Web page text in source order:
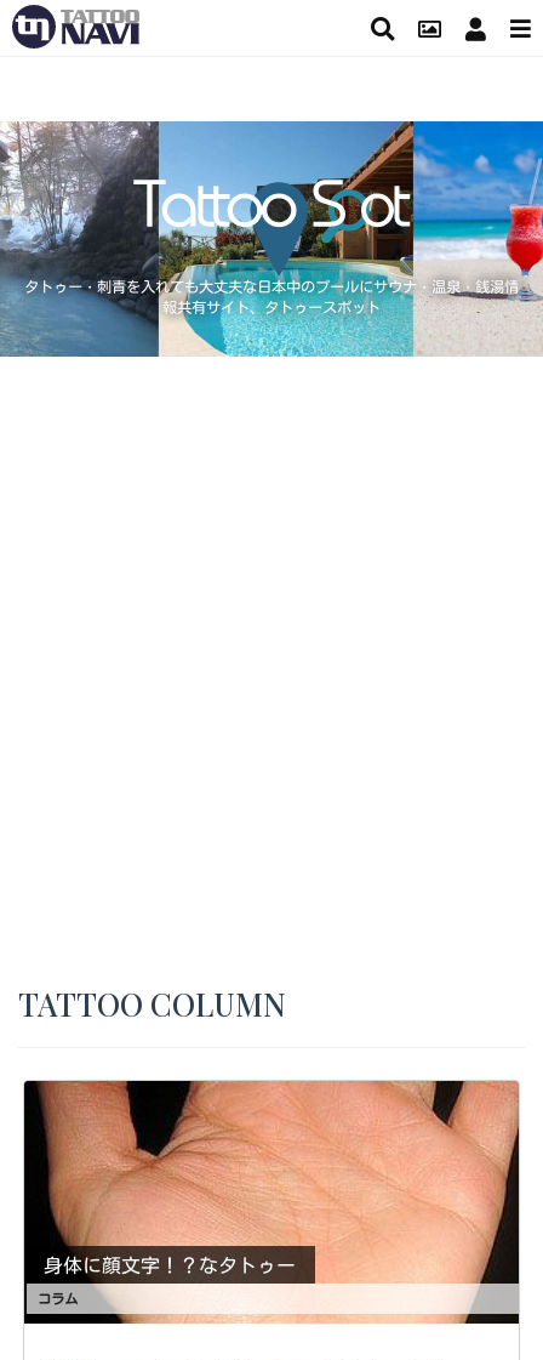
タトゥー・刺青を入れても大丈夫な日本中のプールにサウナ・温泉・銭湯情
報共有サイト、タトゥースポット
TATTOO COLUMN
身体に顔文字！？なタトゥー
コラム